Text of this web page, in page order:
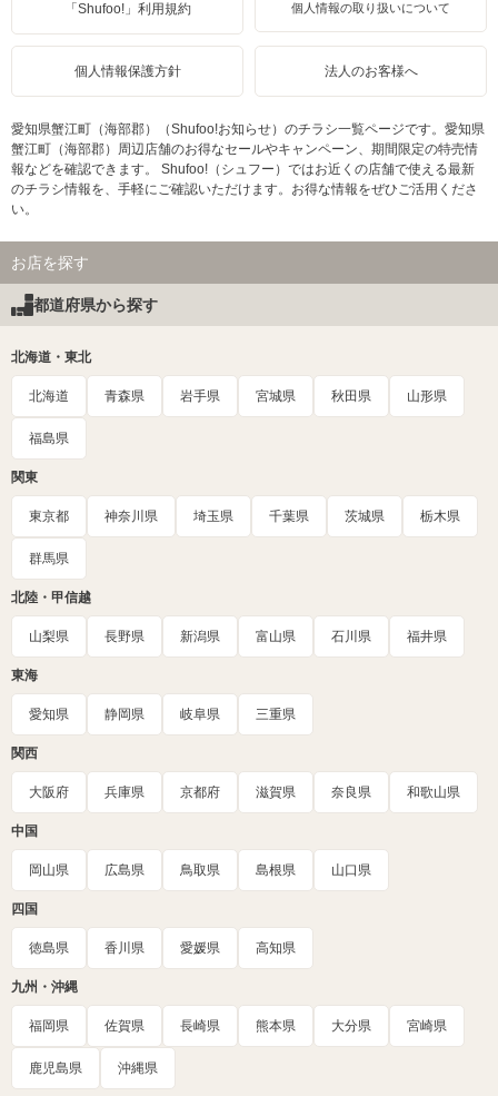
「Shufoo!」利用規約 個人情報の取り扱いについて
個人情報保護方針 法人のお客様へ
愛知県蟹江町（海部郡）（Shufoo!お知らせ）のチラシ一覧ページです。愛知県
蟹江町（海部郡）周辺店舗のお得なセールやキャンペーン、期間限定の特売情
報などを確認できます。 Shufoo!（シュフー）ではお近くの店舗で使える最新
のチラシ情報を、手軽にご確認いただけます。お得な情報をぜひご活用くださ
い。
お店を探す
都道府県から探す
北海道・東北
北海道 青森県 岩手県 宮城県 秋田県 山形県
福島県
関東
東京都 神奈川県 埼玉県 千葉県 茨城県 栃木県
群馬県
北陸・甲信越
山梨県 長野県 新潟県 富山県 石川県 福井県
東海
愛知県 静岡県 岐阜県 三重県
関西
大阪府 兵庫県 京都府 滋賀県 奈良県 和歌山県
中国
岡山県 広島県 鳥取県 島根県 山口県
四国
徳島県 香川県 愛媛県 高知県
九州・沖縄
福岡県 佐賀県 長崎県 熊本県 大分県 宮崎県
鹿児島県 沖縄県